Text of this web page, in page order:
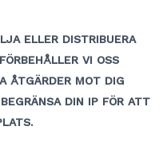
ELLER DISTRIBUERA
VI OSS
ÅTGÄRDER MOT DIG
DIN IP FÖR ATT